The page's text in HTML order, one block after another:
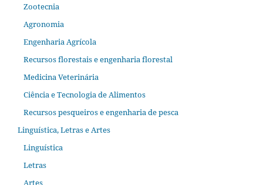
Zootecnia
Agronomia
Engenharia Agrícola
Recursos florestais e engenharia florestal
Medicina Veterinária
Ciência e Tecnologia de Alimentos
Recursos pesqueiros e engenharia de pesca
Linguística, Letras e Artes
Linguística
Letras
Artes